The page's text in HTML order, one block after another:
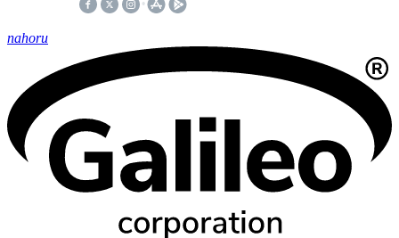
nahoru